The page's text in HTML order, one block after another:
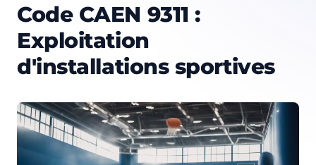
Code CAEN 9311 :
Exploitation
d'installations sportives